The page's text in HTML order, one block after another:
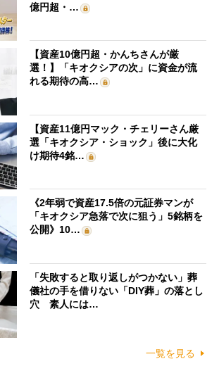
億円超・…
【資産10億円超・かんちさんが厳
選！】「キオクシアの次」に資金が流
れる期待の高…
【資産11億円マック・チェリーさん厳
選「キオクシア・ショック」後に大化
け期待4銘…
《2年弱で資産17.5倍の元証券マンが
「キオクシア急落で次に狙う」5銘柄を
公開》10…
「失敗すると取り返しがつかない」葬
儀社の手を借りない「DIY葬」の落とし
穴 素人には…
一覧を見る